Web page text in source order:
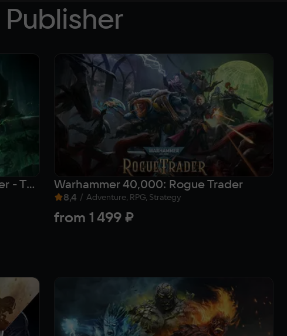
Warhammer 40,000: Rogue Trader - The Infinite Museion Warhammer 40,000: Rogue Trader
8,4 / Adventure, RPG, Strategy
from 1 499 ₽